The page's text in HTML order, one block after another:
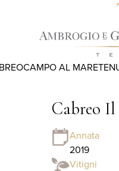
CAMPO AL MARE
Cabreo Il
Annata
2019
Vitigni